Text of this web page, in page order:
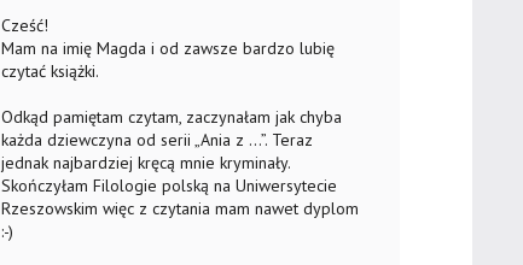
Cześć!
Mam na imię Magda i od zawsze bardzo lubię
czytać książki.
Odkąd pamiętam czytam, zaczynałam jak chyba
każda dziewczyna od serii „Ania z …”. Teraz
jednak najbardziej kręcą mnie kryminały.
Skończyłam Filologie polską na Uniwersytecie
Rzeszowskim więc z czytania mam nawet dyplom
:-)